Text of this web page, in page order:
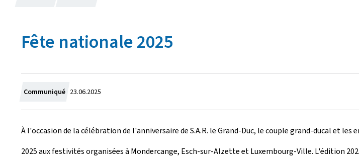
Fête nationale 2025
Communiqué C
r
é
e
23.06.2025
À l'occasion de la célébration de l'anniversaire de S.A.R. le Grand-Duc, le couple grand-ducal et
2025 aux festivités organisées à Mondercange, Esch-sur-Alzette et Luxembourg-Ville. L'édition